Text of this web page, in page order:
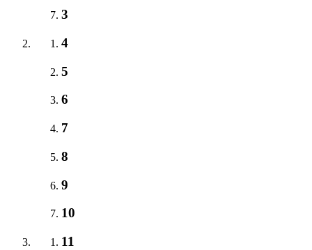
3
4
5
6
7
8
9
10
11